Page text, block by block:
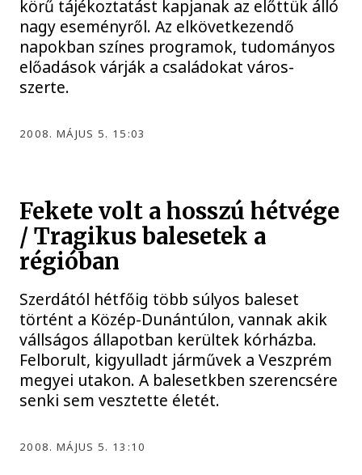
körű tájékoztatást kapjanak az előttük álló
nagy eseményről. Az elkövetkezendő
napokban színes programok, tudományos
előadások várják a családokat város-
szerte.
2008. MÁJUS 5. 15:03
Fekete volt a hosszú hétvége
/ Tragikus balesetek a
régióban
Szerdától hétfőig több súlyos baleset
történt a Közép-Dunántúlon, vannak akik
vállságos állapotban kerültek kórházba.
Felborult, kigyulladt járművek a Veszprém
megyei utakon. A balesetkben szerencsére
senki sem vesztette életét.
2008. MÁJUS 5. 13:10